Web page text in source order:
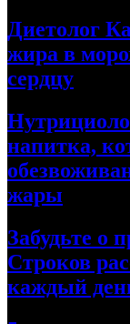
Диетолог
жира в
сердцу
напитка,
жары
Забудьте о
Строков
каждый